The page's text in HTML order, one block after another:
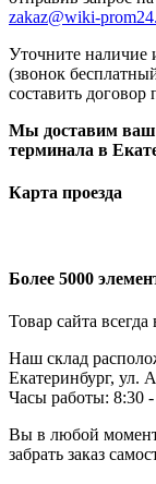
zakaz@wiki-
Уточните наличие
(звонок
составить договор
Мы доставим ваш
терминала в
Карта проезда
Более 5000
Товар сайта
Наш склад
Екатеринбург, ул.
Часы работы: 8:30
Вы в любой момент
забрать заказ